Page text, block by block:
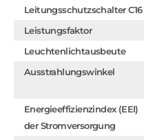
Leitungsschutzschalter C16
Leistungsfaktor
Leuchtenlichtausbeute
Ausstrahlungswinkel
Energieeffizienzindex (EEI)
der Stromversorgung